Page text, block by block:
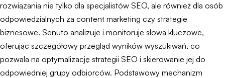
rozwiązania nie tylko dla specjalistów SEO, ale również dla osób
odpowiedzialnych za content marketing czy strategie
biznesowe. Senuto analizuje i monitoruje słowa kluczowe,
oferując szczegółowy przegląd wyników wyszukiwań, co
pozwala na optymalizację strategii SEO i skierowanie jej do
odpowiedniej grupy odbiorców. Podstawowy mechanizm